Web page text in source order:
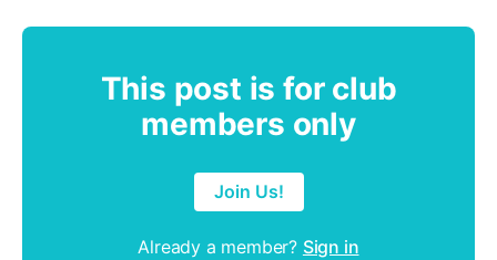
This post is for club
members only
Join Us!
Already a member? Sign in